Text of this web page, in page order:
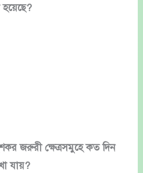
জরুরী ক্ষেত্রসমুহে কত দিন
যায়?